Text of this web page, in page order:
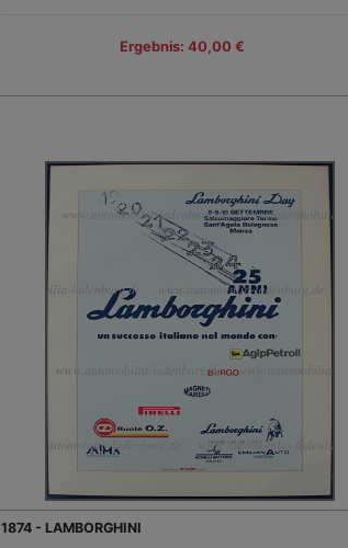
Ergebnis: 40,00 €
1874 - LAMBORGHINI